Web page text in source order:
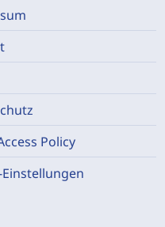
Policy